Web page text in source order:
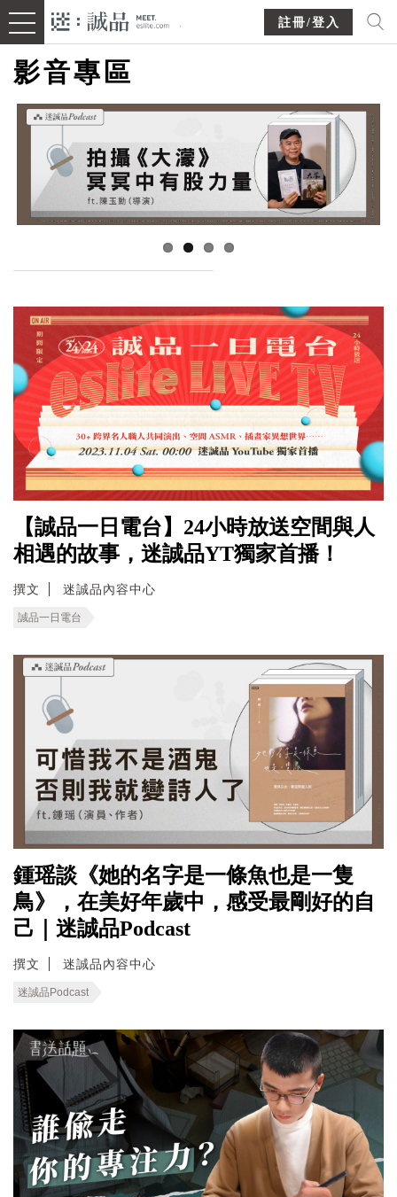
註冊/登入
影音專區
【誠品一日電台】24小時放送空間與人
相遇的故事，迷誠品YT獨家首播！
撰文 迷誠品內容中心
誠品一日電台
鍾瑶談《她的名字是一條魚也是一隻
鳥》，在美好年歲中，感受最剛好的自
己｜迷誠品Podcast
撰文 迷誠品內容中心
迷誠品Podcast